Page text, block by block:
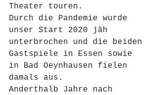
Theater touren.
Durch die Pandemie wurde
unser Start 2020 jäh
unterbrochen und die beiden
Gastspiele in Essen sowie
in Bad Oeynhausen fielen
damals aus.
Anderthalb Jahre nach